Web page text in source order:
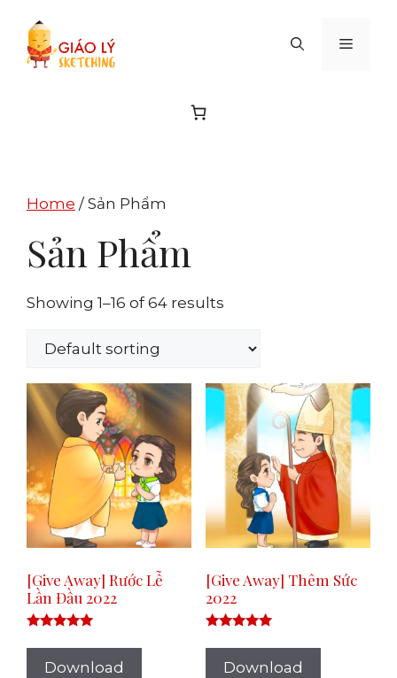
content
MENU
Home / Sản Phẩm
Sản Phẩm
Showing 1–16 of 64 results
[Give Away] Rước Lễ
Lần Đầu 2022
5.00
out of 5
Download
[Give Away] Thêm Sức
2022
5.00
out of 5
Download